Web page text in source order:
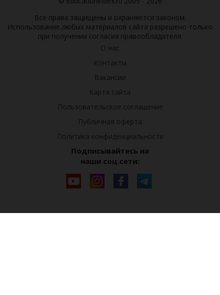
Все права защищены и охраняются законом.
Использование любых материалов сайта разрешено только
при получении согласия правообладателя.
О нас
Контакты
Вакансии
Карта сайта
Пользовательское соглашение
Публичная оферта
Политика конфиденциальности
Подписывайтесь на
наши соц.сети: